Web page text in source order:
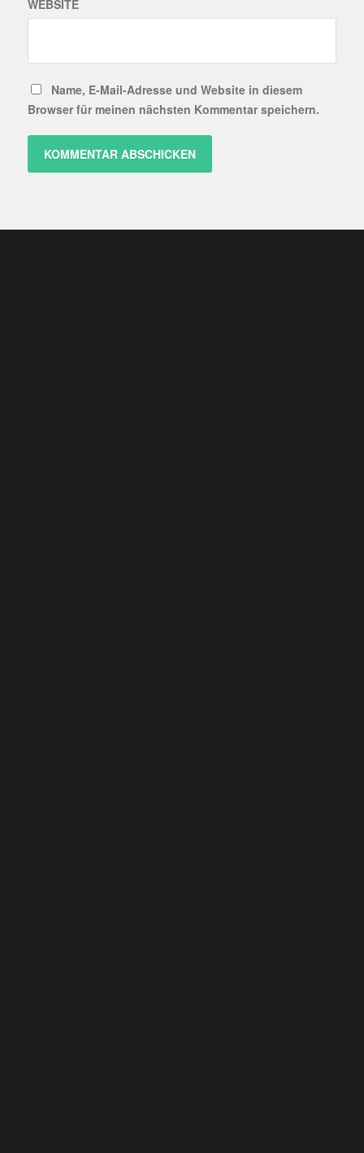
WEBSITE
Name, E-Mail-Adresse und Website in diesem
Browser für meinen nächsten Kommentar speichern.